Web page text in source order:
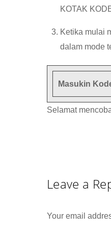
KOTAK
Ketika mulai
dalam mode
Masukin
Selamat
Leave a
Your email